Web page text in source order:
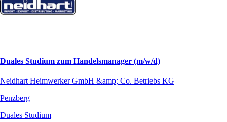
Duales Studium zum Handelsmanager (m/w/d)
Neidhart Heimwerker GmbH &amp; Co. Betriebs KG
Penzberg
Duales Studium